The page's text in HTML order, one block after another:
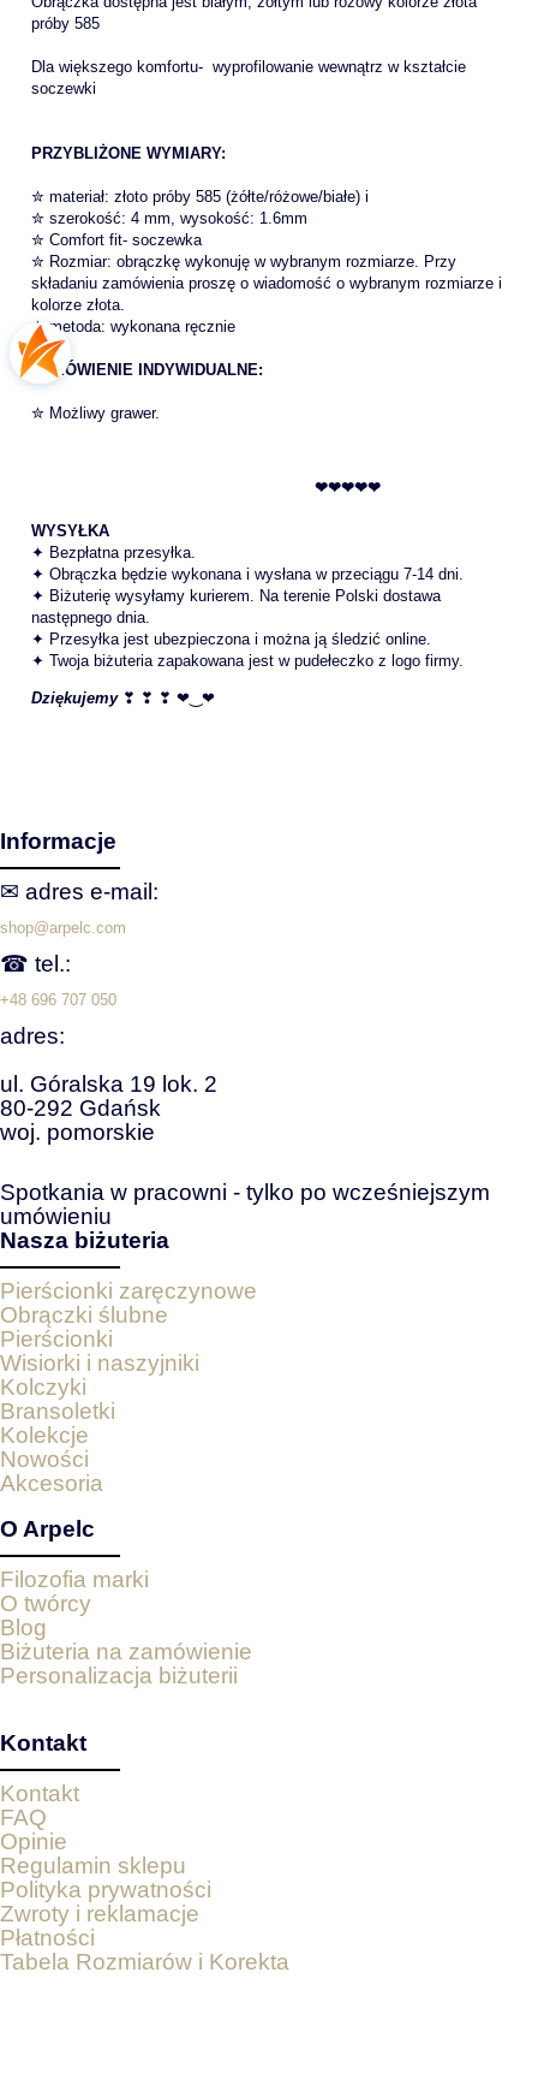
próby 585
Dla większego komfortu- wyprofilowanie wewnątrz w kształcie
soczewki
PRZYBLIŻONE WYMIARY:
✮ materiał: złoto próby 585 (żółte/różowe/białe) i
✮ szerokość: 4 mm, wysokość: 1.6mm
✮ Comfort fit- soczewka
✮ Rozmiar: obrączkę wykonuję w wybranym rozmiarze. Przy
składaniu zamówienia proszę o wiadomość o wybranym rozmiarze i
kolorze złota.
✮ metoda: wykonana ręcznie
ZAMÓWIENIE INDYWIDUALNE:
✮ Możliwy grawer.
❤❤❤❤❤
WYSYŁKA
✦ Bezpłatna przesyłka.
✦ Obrączka będzie wykonana i wysłana w przeciągu 7-14 dni.
✦ Biżuterię wysyłamy kurierem. Na terenie Polski dostawa
następnego dnia.
✦ Przesyłka jest ubezpieczona i można ją śledzić online.
✦ Twoja biżuteria zapakowana jest w pudełeczko z logo firmy.
Dziękujemy ❣ ❣ ❣ ❤‿❤
Informacje
✉ adres e‑mail:
shop@arpelc.com
☎ tel.:
+48 696 707 050
adres:
ul. Góralska 19 lok. 2
80-292 Gdańsk
woj. pomorskie
Spotkania w pracowni - tylko po wcześniejszym
umówieniu
Nasza biżuteria
Pierścionki zaręczynowe
Obrączki ślubne
Pierścionki
Wisiorki i naszyjniki
Kolczyki
Bransoletki
Kolekcje
Nowości
Akcesoria
O Arpelc
Filozofia marki
O twórcy
Blog
Biżuteria na zamówienie
Personalizacja biżuterii
Kontakt
Kontakt
FAQ
Opinie
Regulamin sklepu
Polityka prywatności
Zwroty i reklamacje
Płatności
Tabela Rozmiarów i Korekta